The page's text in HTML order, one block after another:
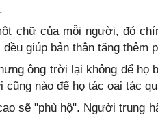
chữ của mỗi người, đó
giúp bản thân tăng thêm
ông trời lại không để họ
nào để họ tác oai tác
sẽ "phù hộ". Người trung